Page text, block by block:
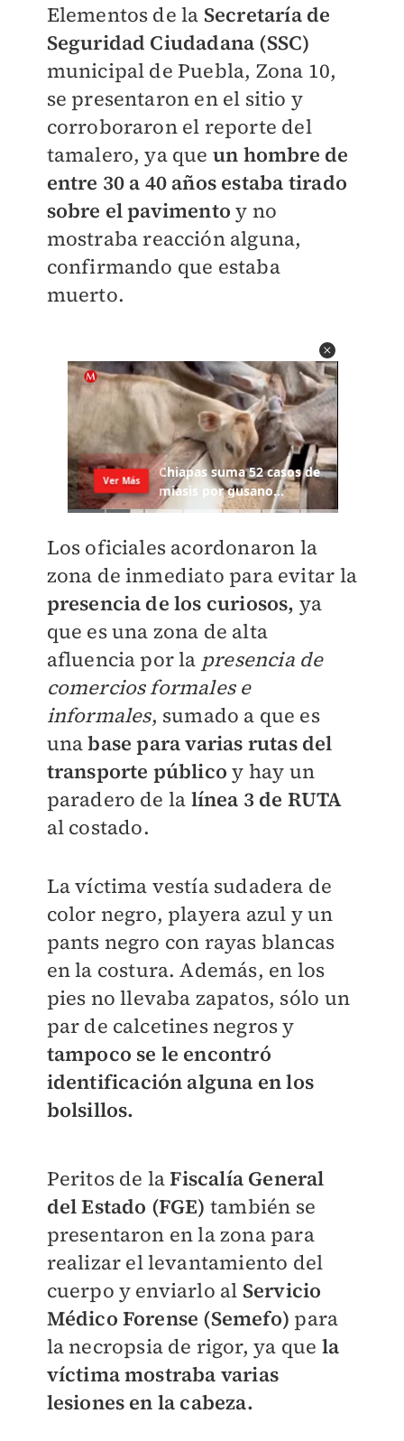
Elementos de la Secretaría de
Seguridad Ciudadana (SSC)
municipal de Puebla, Zona 10,
se presentaron en el sitio y
corroboraron el reporte del
tamalero, ya que un hombre de
entre 30 a 40 años estaba tirado
sobre el pavimento y no
mostraba reacción alguna,
confirmando que estaba
muerto.
Los oficiales acordonaron la
zona de inmediato para evitar la
presencia de los curiosos, ya
que es una zona de alta
afluencia por la presencia de
comercios formales e
informales, sumado a que es
unabase para varias rutas del
transporte público y hay un
paradero de la línea 3 de RUTA
al costado.
La víctima vestía sudadera de
color negro, playera azul y un
pants negro con rayas blancas
en la costura. Además, en los
pies no llevaba zapatos, sólo un
par de calcetines negros y
tampoco se le encontró
identificación alguna en los
bolsillos.
Peritos de laFiscalía General
del Estado (FGE) también se
presentaron en la zona para
realizar el levantamiento del
cuerpo y enviarlo al Servicio
Médico Forense (Semefo) para
la necropsia de rigor, ya que la
víctima mostraba varias
lesiones en la cabeza.